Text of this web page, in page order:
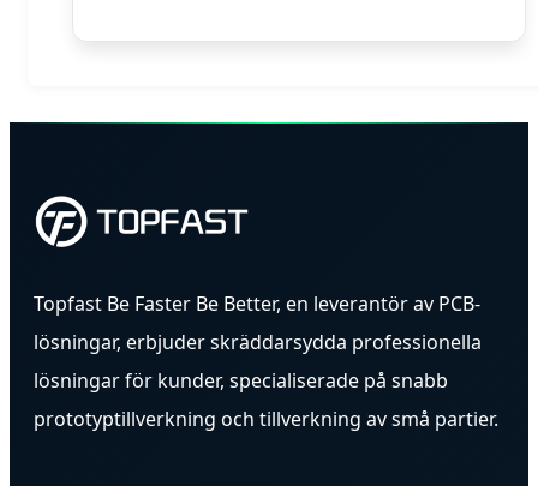
Topfast Be Faster Be Better, en leverantör av PCB-
lösningar, erbjuder skräddarsydda professionella
lösningar för kunder, specialiserade på snabb
prototyptillverkning och tillverkning av små partier.